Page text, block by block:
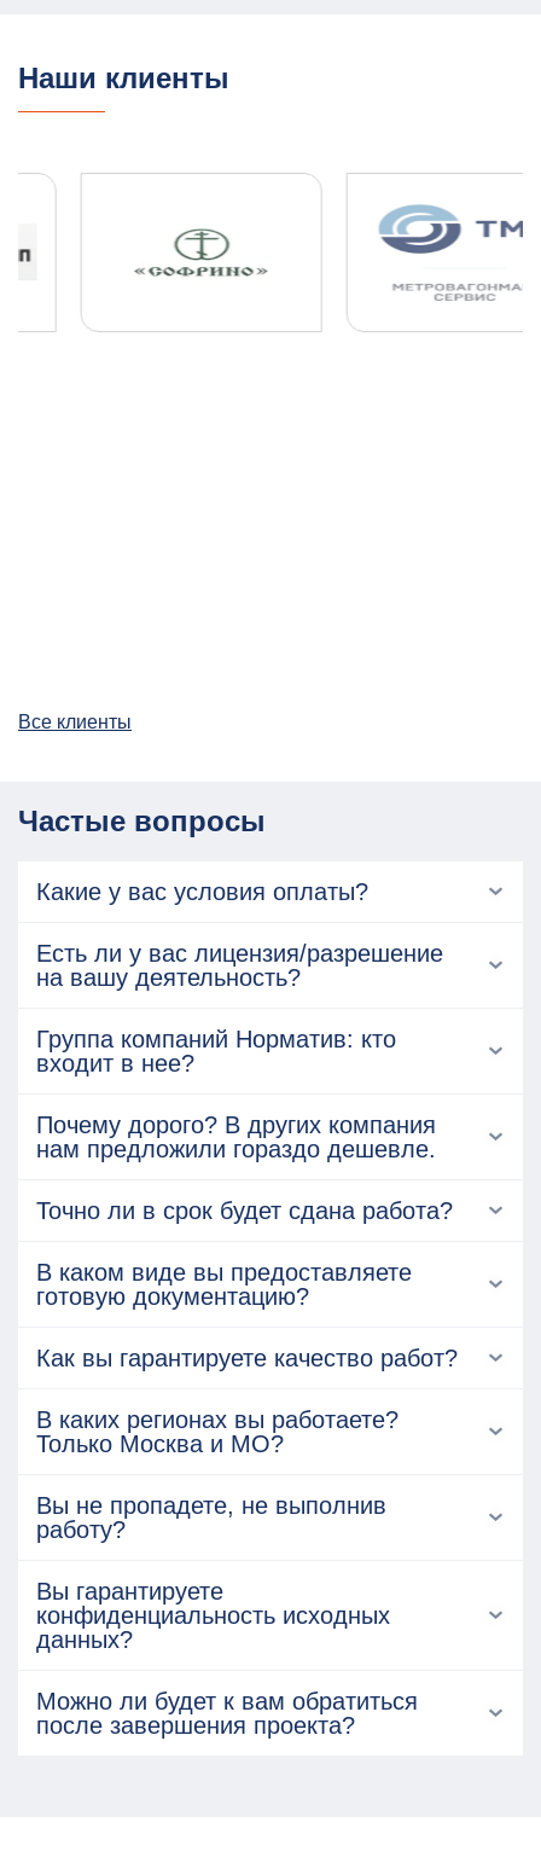
Наши клиенты
Все клиенты
Частые вопросы
Какие у вас условия оплаты?
Есть ли у вас лицензия/разрешение
на вашу деятельность?
Группа компаний Норматив: кто
входит в нее?
Почему дорого? В других компания
нам предложили гораздо дешевле.
Точно ли в срок будет сдана работа?
В каком виде вы предоставляете
готовую документацию?
Как вы гарантируете качество работ?
В каких регионах вы работаете?
Только Москва и МО?
Вы не пропадете, не выполнив
работу?
Вы гарантируете
конфиденциальность исходных
данных?
Можно ли будет к вам обратиться
после завершения проекта?